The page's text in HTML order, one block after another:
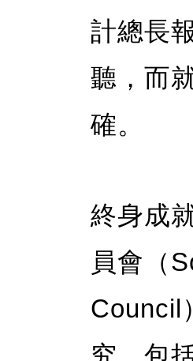
計總長
聽，而
確。
終身成
員會（
Council
究，包